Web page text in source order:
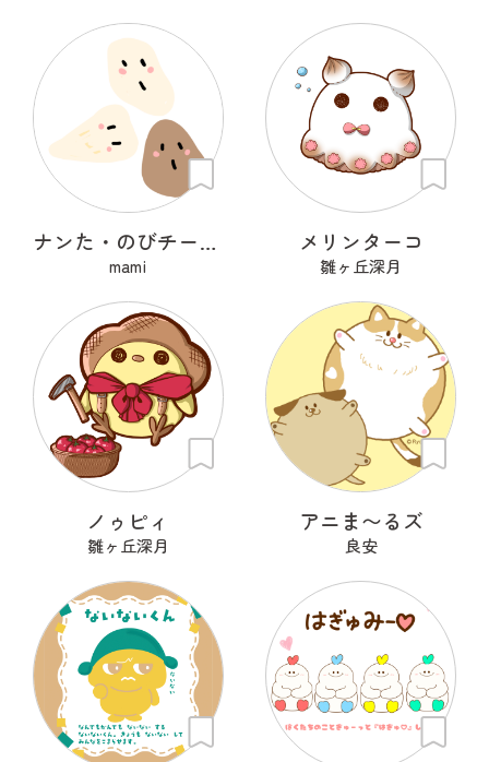
ナンた・のびチー・ショコナン
mami
メリンターコ
雛ヶ丘深月
ノゥピィ
雛ヶ丘深月
アニま〜るズ
良安